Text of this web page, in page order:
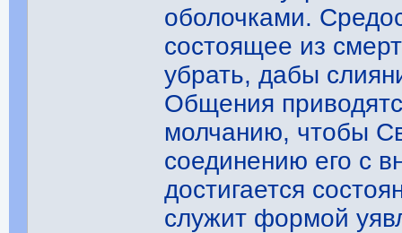
оболочками.
состоящее из
убрать, дабы
Общения
молчанию, чтобы
соединению его с
достигается
служит формой